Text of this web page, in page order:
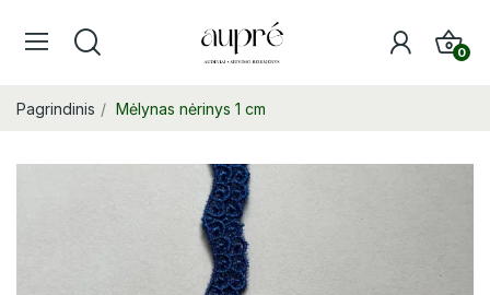
0
Pagrindinis Mėlynas nėrinys 1 cm